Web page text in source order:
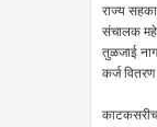
राज्य
संचालक
तुळजाई
कर्ज